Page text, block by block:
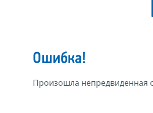
Ошибка!
Произошла непредвиденная